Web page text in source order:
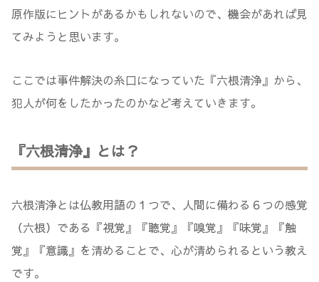
原作版にヒントがあるかもしれないので、機会があれば見
てみようと思います。
ここでは事件解決の糸口になっていた『六根清浄』から、
犯人が何をしたかったのかなど考えていきます。
『六根清浄』とは？
六根清浄とは仏教用語の１つで、人間に備わる６つの感覚
（六根）である『視覚』『聴覚』『嗅覚』『味覚』『触
覚』『意識』を清めることで、心が清められるという教え
です。